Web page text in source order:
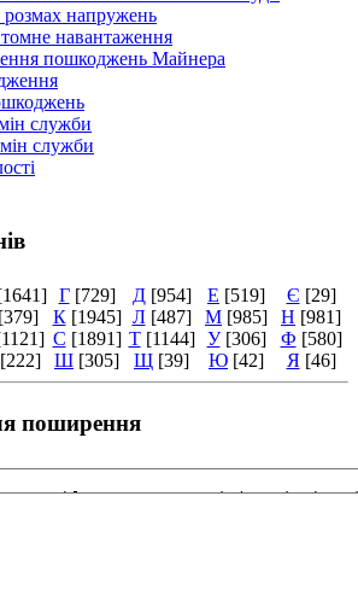
розмах напружень
навантаження
пошкоджень Майнера
служби
служби
Г [729] Д [954] Е [519] Є [29]
[379] К [1945] Л [487] М [985] Н [981]
С [1891] Т [1144] У [306] Ф [580]
[222] Ш [305] Щ [39] Ю [42] Я [46]
поширення